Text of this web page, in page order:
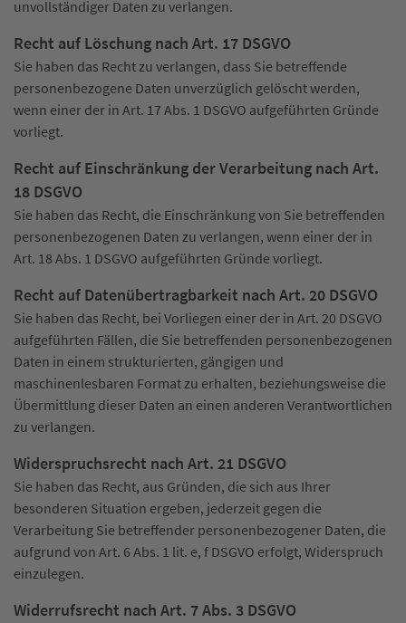
unvollständiger Daten zu verlangen.
Recht auf Löschung nach Art. 17 DSGVO
Sie haben das Recht zu verlangen, dass Sie betreffende
personenbezogene Daten unverzüglich gelöscht werden,
wenn einer der in Art. 17 Abs. 1 DSGVO aufgeführten Gründe
vorliegt.
Recht auf Einschränkung der Verarbeitung nach Art.
18 DSGVO
Sie haben das Recht, die Einschränkung von Sie betreffenden
personenbezogenen Daten zu verlangen, wenn einer der in
Art. 18 Abs. 1 DSGVO aufgeführten Gründe vorliegt.
Recht auf Datenübertragbarkeit nach Art. 20 DSGVO
Sie haben das Recht, bei Vorliegen einer der in Art. 20 DSGVO
aufgeführten Fällen, die Sie betreffenden personenbezogenen
Daten in einem strukturierten, gängigen und
maschinenlesbaren Format zu erhalten, beziehungsweise die
Übermittlung dieser Daten an einen anderen Verantwortlichen
zu verlangen.
Widerspruchsrecht nach Art. 21 DSGVO
Sie haben das Recht, aus Gründen, die sich aus Ihrer
besonderen Situation ergeben, jederzeit gegen die
Verarbeitung Sie betreffender personenbezogener Daten, die
aufgrund von Art. 6 Abs. 1 lit. e, f DSGVO erfolgt, Widerspruch
einzulegen.
Widerrufsrecht nach Art. 7 Abs. 3 DSGVO